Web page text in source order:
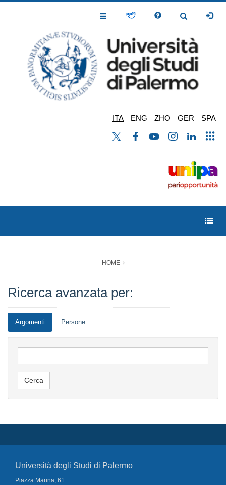
Toggle
Toggle
ITA ENG ZHO GER SPA
HOME
Ricerca avanzata per:
Argomenti Persone
Università degli Studi di Palermo
Piazza Marina, 61